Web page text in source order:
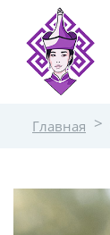
Главная